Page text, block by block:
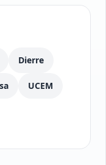
Dierre
UCEM